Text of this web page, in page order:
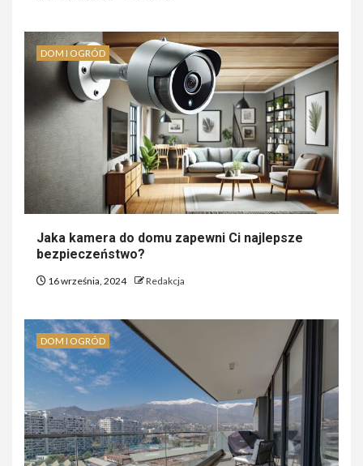
DOM I OGRÓD
Jaka kamera do domu zapewni Ci najlepsze
bezpieczeństwo?
16 września, 2024 Redakcja
DOM I OGRÓD